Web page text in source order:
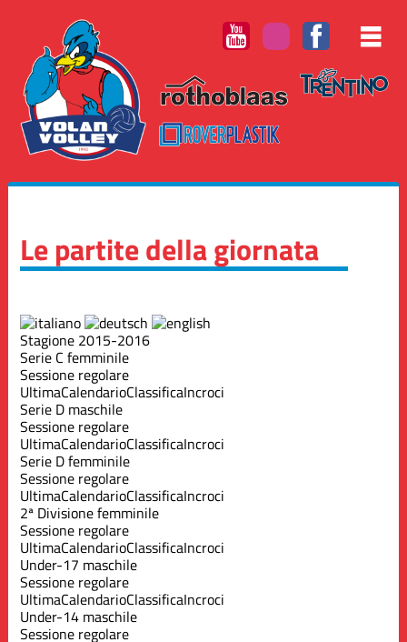
Le partite della giornata
Stagione 2015-2016
Serie C femminile
Sessione regolare
UltimaCalendarioClassificaIncroci
Serie D maschile
Sessione regolare
UltimaCalendarioClassificaIncroci
Serie D femminile
Sessione regolare
UltimaCalendarioClassificaIncroci
2ª Divisione femminile
Sessione regolare
UltimaCalendarioClassificaIncroci
Under-17 maschile
Sessione regolare
UltimaCalendarioClassificaIncroci
Under-14 maschile
Sessione regolare